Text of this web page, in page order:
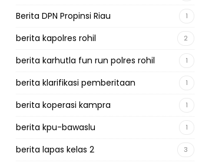
Berita DPN Propinsi Riau 1
berita kapolres rohil 2
berita karhutla fun run polres rohil 1
berita klarifikasi pemberitaan 1
berita koperasi kampra 1
berita kpu-bawaslu 1
berita lapas kelas 2 3